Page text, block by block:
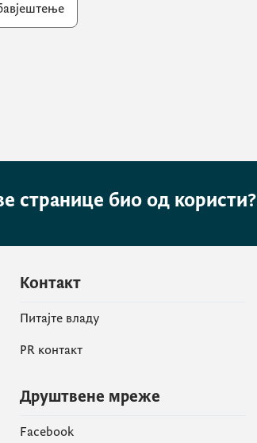
странице био од користи?
Контакт
Питајте владу
PR контакт
Друштвене мреже
Facebook